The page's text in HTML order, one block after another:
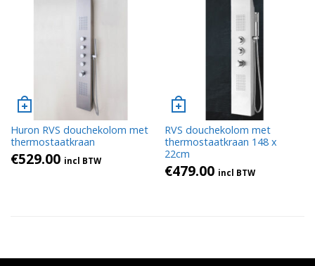
Huron RVS douchekolom met
thermostaatkraan
€529.00 incl BTW
RVS douchekolom met
thermostaatkraan 148 x
22cm
€479.00 incl BTW